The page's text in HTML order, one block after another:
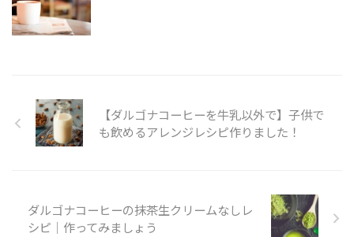
【ダルゴナコーヒーを牛乳以外で】子供で
も飲めるアレンジレシピ作りました！
ダルゴナコーヒーの抹茶生クリームなしレ
シピ｜作ってみましょう